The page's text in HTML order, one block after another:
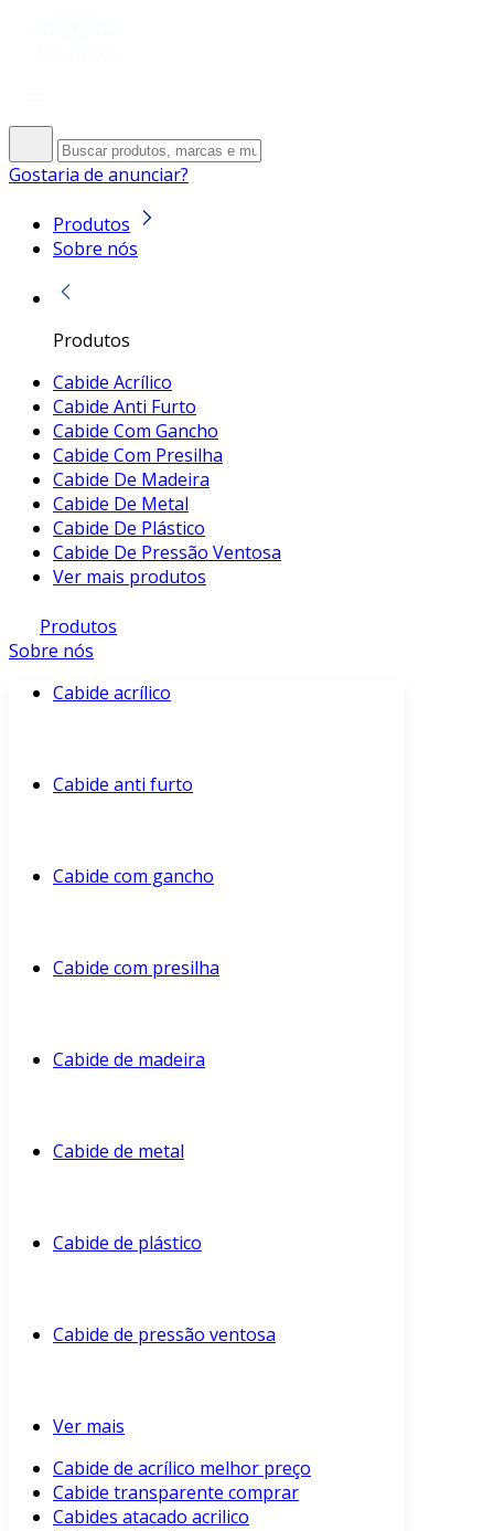
Gostaria de anunciar?
Produtos
Sobre nós
Produtos
Cabide Acrílico
Cabide Anti Furto
Cabide Com Gancho
Cabide Com Presilha
Cabide De Madeira
Cabide De Metal
Cabide De Plástico
Cabide De Pressão Ventosa
Ver mais produtos
Produtos
Sobre nós
Cabide acrílico
Cabide anti furto
Cabide com gancho
Cabide com presilha
Cabide de madeira
Cabide de metal
Cabide de plástico
Cabide de pressão ventosa
Ver mais
Cabide de acrílico melhor preço
Cabide transparente comprar
Cabides atacado acrilico